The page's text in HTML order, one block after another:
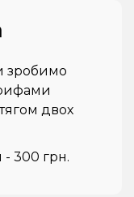
зробимо
двох
- 300 грн.